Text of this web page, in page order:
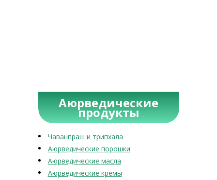
Аюрведические
продукты
Чаванпраш и трипхала
Аюрведические порошки
Аюрведические масла
Аюрведические кремы